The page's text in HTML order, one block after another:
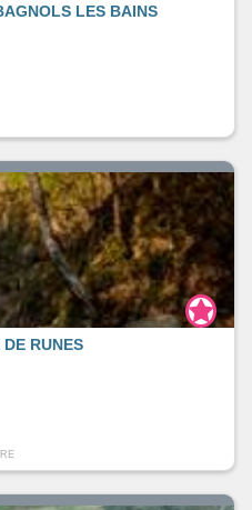
LES BAINS
RUNES